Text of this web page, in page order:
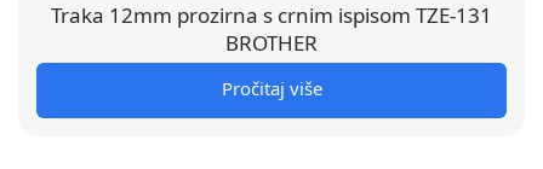
Traka 12mm prozirna s crnim ispisom TZE-131
BROTHER
Pročitaj više